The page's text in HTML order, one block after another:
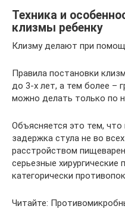
Техника и
клизмы ребенку
Клизму делают при
Правила постановки
до 3-х лет, а тем более –
можно делать только по
Объясняется это тем,
задержка стула не во
расстройством
серьезные хирургические
категорически
Читайте: